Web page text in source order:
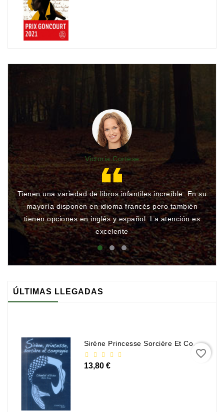
Contacte
Nosotros
Victoria Cortese
Tienen una variedad de libros infantiles increíble. En su
mayoría disponen en idioma francés pero también
tienen opciones en inglés y español. La atención es
excelente
ÚLTIMAS LLEGADAS
Sirène Princesse Sorcière Et Compagnie
13,80 €
favorite_border